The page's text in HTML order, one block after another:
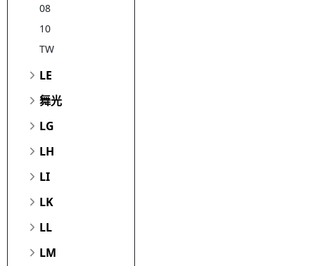
08
10
TW
LE
舞光
LG
LH
LI
LK
LL
LM